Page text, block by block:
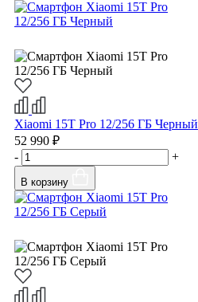
Xiaomi 15T Pro 12/256 ГБ Черный
52 990 ₽
-
+
В корзину